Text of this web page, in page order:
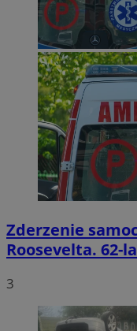
Zderzenie
Roosevelta. 62-
3